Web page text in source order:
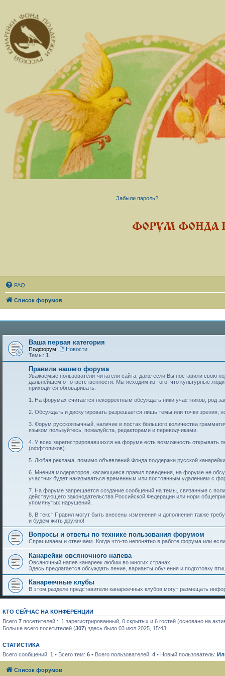
Забыли пароль?
ФОРУМ ФОНДА
FAQ
Список форумов
Ваша первая категория
Подфорум:
Новости
Темы: 1
Правила нашего форума
Уважаемые пользователи-читатели сайта, даже если Вы поставили свою
дальнейшем от ответственности. Мы исходим из того, что культурные
приходится обговаривать.
1. На форумах считается некорректным обсуждать ники участников, род
2. Обсуждать и дискутировать разрешается лишь темы или точки зрения,
3. Форум русскоязычный, наличие в постах большого количества
языком пользуйтесь, пожалуйста, редакторами и переводчиками.
4. У всех зарегистрировавшихся на форуме есть возможность
(оффтопиков).
5. Любая реклама, помимо объявлений Фонда поддержки русской
6. Мнения модераторов, касающиеся правил поведения, на форуме не
участник будет наказываться временным или постоянным удалением с
7. На форуме запрещается создание сообщений на темы, связанные с
действующего законодательства Российской Федерации или норм
упомянутых нарушений.
8. В текст Правил могут быть внесены изменения и дополнения также
и будем жить дружно!
Вопросы и ответы по технике пользования форумом
Спрашиваем и отвечаем. Когда что-то непонятно в работе форума или
Канарейки овсяночного напева
Овсяночный напев канареек любим во многих странах.
Здесь предлагается обсуждать пение, варианты обучения и подготовку
Канареечные клубы
В этом разделе представители канареечных клубов могут размещать
КТО СЕЙЧАС НА КОНФЕРЕНЦИИ
Всего 7 посетителей :: 1 зарегистрированный, 0 скрытых и 6 гостей (основано на
Больше всего посетителей (307) здесь было 03 июл 2025, 15:43
СТАТИСТИКА
Всего сообщений: 1 • Всего тем: 6 • Всего пользователей: 4 • Новый пользователь:
Список форумов